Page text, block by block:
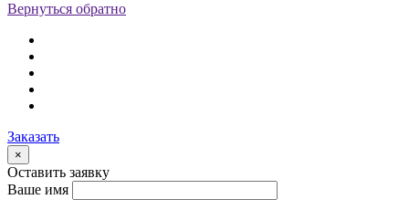
Вернуться обратно
Заказать
×
Оставить заявку
Ваше имя